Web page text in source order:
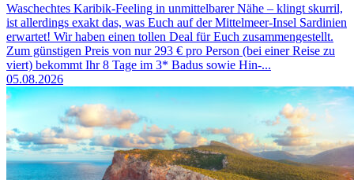
Waschechtes Karibik-Feeling in unmittelbarer Nähe – klingt skurril,
ist allerdings exakt das, was Euch auf der Mittelmeer-Insel Sardinien
erwartet! Wir haben einen tollen Deal für Euch zusammengestellt.
Zum günstigen Preis von nur 293 € pro Person (bei einer Reise zu
viert) bekommt Ihr 8 Tage im 3* Badus sowie Hin-...
05.08.2026